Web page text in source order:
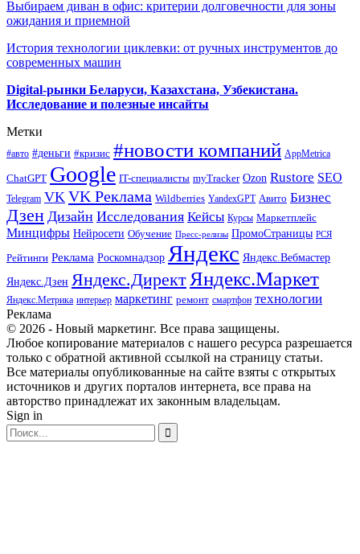
Выбираем диван в офис: критерии долговечности для зоны
ожидания и приемной
История технологии циклевки: от ручных инструментов до
современных машин
Digital-рынки Беларуси, Казахстана, Узбекистана.
Исследование и полезные инсайты
Метки
#авто #деньги #кризис #новости компаний AppMetrica
ChatGPT Google IT-специалисты myTracker Ozon Rustore SEO
Telegram VK VK Реклама Wildberries YandexGPT Авито Бизнес
Дзен Дизайн Исследования Кейсы Курсы Маркетплейс
Минцифры Нейросети Обучение Пресс-релизы ПромоСтраницы РСЯ
Рейтинги Реклама Роскомнадзор Яндекс Яндекс.Вебмастер
Яндекс.Дзен Яндекс.ДиректЯндекс.Маркет
Яндекс.Метрика интерьер маркетинг ремонт смартфон технологии
Реклама
© 2026 - Новый маркетинг. Все права защищены.
Любое копирование материалов с нашего ресурса разрешается
только с обратной активной ссылкой на страницу статьи.
Все материалы опубликованные на сайте взяты с открытых
источников и других порталов интернета, все права на
авторство принадлежат их законным владельцам.
Sign in